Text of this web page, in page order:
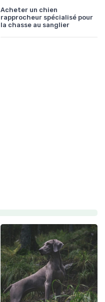
Acheter un chien
rapprocheur spécialisé pour
la chasse au sanglier